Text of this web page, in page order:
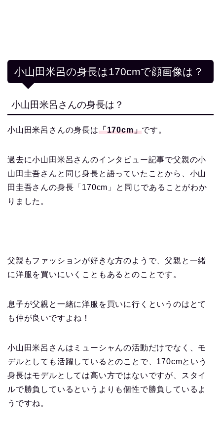
小山田米呂の身長は170cmで顔画像は？
小山田米呂さんの身長は？
小山田米呂さんの身長は「170cm」です。
過去に小山田米呂さんのインタビュー記事で父親の小
山田圭吾さんと同じ身長と語っていたことから、小山
田圭吾さんの身長「170cm」と同じであることがわか
りました。
父親もファッションが好きな方のようで、父親と一緒
に洋服を買いにいくこともあるとのことです。
息子が父親と一緒に洋服を買いに行くというのはとて
も仲が良いですよね！
小山田米呂さんはミューシャんの活動だけでなく、モ
デルとしても活躍しているとのことで、170cmという
身長はモデルとしては高い方ではないですが、スタイ
ルで勝負しているというよりも個性で勝負しているよ
うですね。